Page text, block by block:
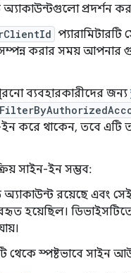
প্রদর্শন
করার সময় আপনার
ব্যবহারকারীদের জন্য
করে থাকেন, তবে
সাইন-ইন সম্ভব:
রয়েছে এবং
হয়েছিল।
থেকে স্পষ্টভাবে সাইন